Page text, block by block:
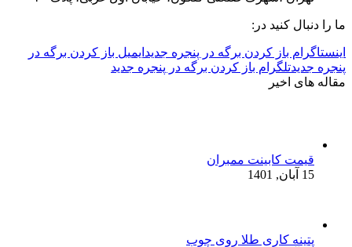
ما را دنبال کنید در:
اینستاگرام باز کردن برگه در پنجره جدید ایمیل باز کردن برگه در
پنجره جدیدتلگرام باز کردن برگه در پنجره جدید
مقاله های اخیر
قیمت کابینت ممبران
15 آبان, 1401
پتینه کاری طلا روی چوب